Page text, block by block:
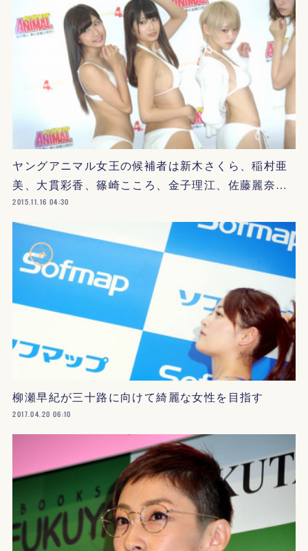
ヤングアニマル女王の候補者は新木さくら、稲村亜
美、大貫彩香、篠崎こころ、金子理江、佐藤麗奈…
2015.11.16 04:30
柳瀬早紀が三十路に向けて綺麗な女性を目指す
2017.04.20 06:10